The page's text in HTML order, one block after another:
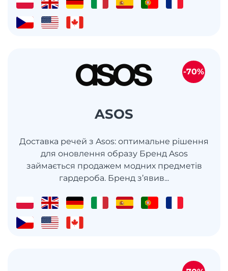
ASOS
Доставка речей з Asos: оптимальне рішення
для оновлення образу Бренд Asos
займається продажем модних предметів
гардероба. Бренд з’явив...
-70%